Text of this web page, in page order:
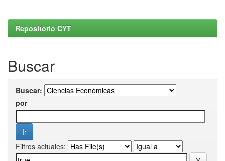
Repositorio CYT
Buscar
Buscar:
por
Filtros actuales: